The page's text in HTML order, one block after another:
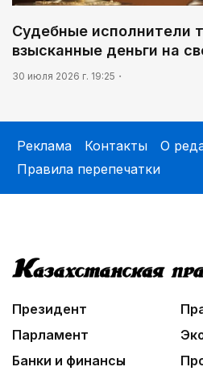
Судебные исполнители
взысканные деньги на
30 июля 2026 г. 19:25
Реклама Контакты
О
Правила перепечатки
Президент
Парламент
Банки и финансы